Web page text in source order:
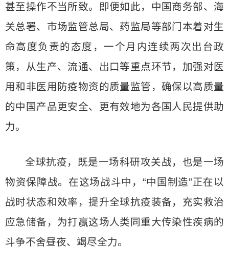
甚至操作不当所致。即便如此，中国商务部、海
关总署、市场监管总局、药监局等部门本着对生
命高度负责的态度，一个月内连续两次出台政
策，从生产、流通、出口等重点环节，加强对医
用和非医用防疫物资的质量监管，确保以高质量
的中国产品更安全、更有效地为各国人民提供助
力。
全球抗疫，既是一场科研攻关战，也是一场
物资保障战。在这场战斗中，“中国制造”正在以
战时状态和效率，提升全球抗疫装备，充实救治
应急储备，为打赢这场人类同重大传染性疾病的
斗争不舍昼夜、竭尽全力。